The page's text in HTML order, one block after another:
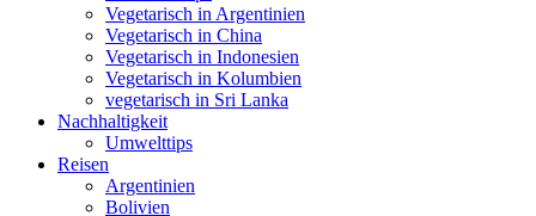
Vegetarisch in Argentinien
Vegetarisch in China
Vegetarisch in Indonesien
Vegetarisch in Kolumbien
vegetarisch in Sri Lanka
Nachhaltigkeit
Umwelttips
Reisen
Argentinien
Bolivien